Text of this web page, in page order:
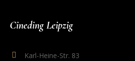
Cineding Leipzig
Karl-Heine-Str. 83